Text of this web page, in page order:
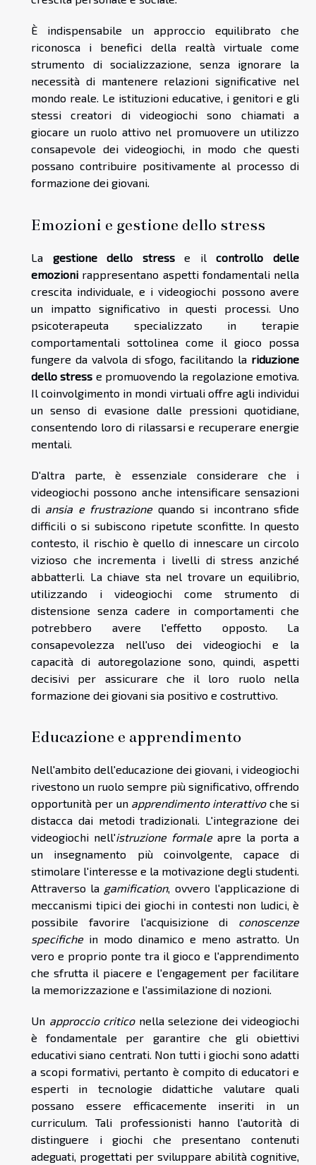
È indispensabile un approccio equilibrato che
riconosca i benefici della realtà virtuale come
strumento di socializzazione, senza ignorare la
necessità di mantenere relazioni significative nel
mondo reale. Le istituzioni educative, i genitori e gli
stessi creatori di videogiochi sono chiamati a
giocare un ruolo attivo nel promuovere un utilizzo
consapevole dei videogiochi, in modo che questi
possano contribuire positivamente al processo di
formazione dei giovani.
Emozioni e gestione dello stress
La gestione dello stresse ilcontrollo delle
emozioni rappresentano aspetti fondamentali nella
crescita individuale, e i videogiochi possono avere
un impatto significativo in questi processi. Uno
psicoterapeuta specializzato in terapie
comportamentali sottolinea come il gioco possa
fungere da valvola di sfogo, facilitando la riduzione
dello stress e promuovendo la regolazione emotiva.
Il coinvolgimento in mondi virtuali offre agli individui
un senso di evasione dalle pressioni quotidiane,
consentendo loro di rilassarsi e recuperare energie
mentali.
D'altra parte, è essenziale considerare che i
videogiochi possono anche intensificare sensazioni
di ansia e frustrazionequando si incontrano sfide
difficili o si subiscono ripetute sconfitte. In questo
contesto, il rischio è quello di innescare un circolo
vizioso che incrementa i livelli di stress anziché
abbatterli. La chiave sta nel trovare un equilibrio,
utilizzando i videogiochi come strumento di
distensione senza cadere in comportamenti che
potrebbero avere l'effetto opposto. La
consapevolezza nell'uso dei videogiochi e la
capacità di autoregolazione sono, quindi, aspetti
decisivi per assicurare che il loro ruolo nella
formazione dei giovani sia positivo e costruttivo.
Educazione e apprendimento
Nell'ambito dell'educazione dei giovani, i videogiochi
rivestono un ruolo sempre più significativo, offrendo
opportunità per un apprendimento interattivoche si
distacca dai metodi tradizionali. L'integrazione dei
videogiochi nell'istruzione formaleapre la porta a
un insegnamento più coinvolgente, capace di
stimolare l'interesse e la motivazione degli studenti.
Attraverso la gamification, ovvero l'applicazione di
meccanismi tipici dei giochi in contesti non ludici, è
possibile favorire l'acquisizione di conoscenze
specifichein modo dinamico e meno astratto. Un
vero e proprio ponte tra il gioco e l'apprendimento
che sfrutta il piacere e l'engagement per facilitare
la memorizzazione e l'assimilazione di nozioni.
Un approccio criticonella selezione dei videogiochi
è fondamentale per garantire che gli obiettivi
educativi siano centrati. Non tutti i giochi sono adatti
a scopi formativi, pertanto è compito di educatori e
esperti in tecnologie didattiche valutare quali
possano essere efficacemente inseriti in un
curriculum. Tali professionisti hanno l'autorità di
distinguere i giochi che presentano contenuti
adeguati, progettati per sviluppare abilità cognitive,